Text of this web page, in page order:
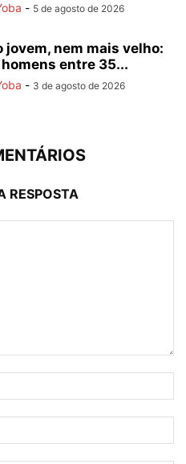
- 5 de agosto de 2026
jovem, nem mais velho:
entre 35...
- 3 de agosto de 2026
RESPOSTA